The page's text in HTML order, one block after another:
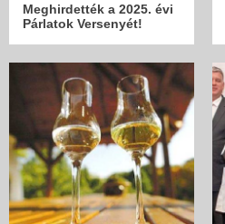
Meghirdették a 2025. évi
Párlatok Versenyét!